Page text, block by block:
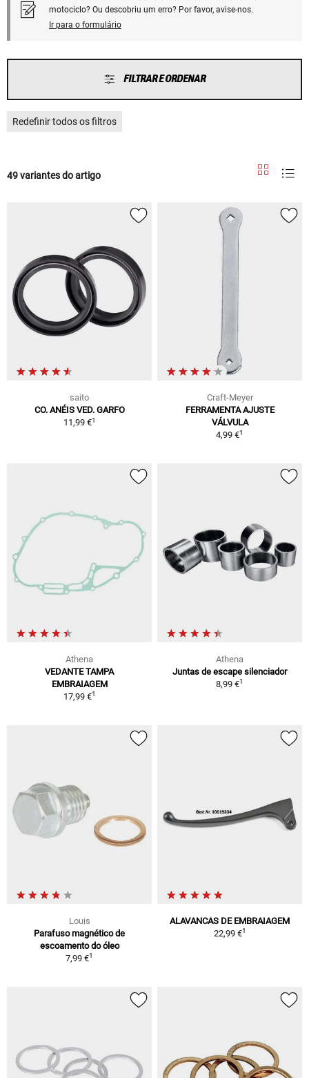
motociclo? Ou descobriu um erro? Por favor, avise-nos.
Ir para o formulário
FILTRAR E ORDENAR
Redefinir todos os filtros
49 variantes do artigo
saito
CO. ANÉIS VED. GARFO
11,99 €1
Craft-Meyer
FERRAMENTA AJUSTE
VÁLVULA
4,99 €1
Athena
VEDANTE TAMPA
EMBRAIAGEM
17,99 €1
Athena
Juntas de escape silenciador
8,99 €1
Louis
Parafuso magnético de
escoamento do óleo
7,99 €1
ALAVANCAS DE EMBRAIAGEM
22,99 €1